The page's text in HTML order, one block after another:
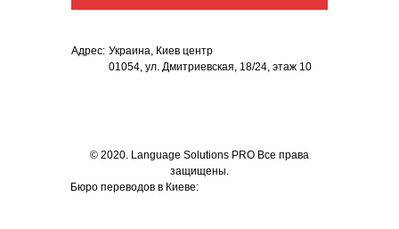
Адрес: Украина, Киев центр
01054, ул. Дмитриевская, 18/24, этаж 10
© 2020. Language Solutions PRO Все права
защищены.
Бюро переводов в Киеве: